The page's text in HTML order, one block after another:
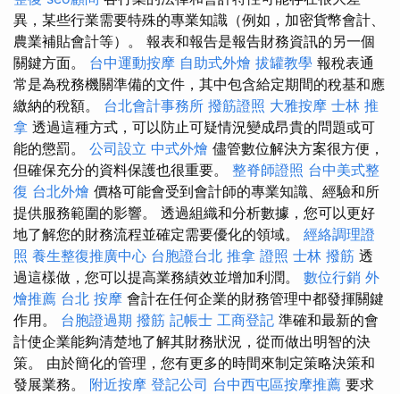
異，某些行業需要特殊的專業知識（例如，加密貨幣會計、
農業補貼會計等）。 報表和報告是報告財務資訊的另一個
關鍵方面。 台中運動按摩 自助式外燴 拔罐教學 報稅表通
常是為稅務機關準備的文件，其中包含給定期間的稅基和應
繳納的稅額。 台北會計事務所 撥筋證照 大雅按摩 士林 推
拿 透過這種方式，可以防止可疑情況變成昂貴的問題或可
能的懲罰。 公司設立 中式外燴 儘管數位解決方案很方便，
但確保充分的資料保護也很重要。 整脊師證照 台中美式整
復 台北外燴 價格可能會受到會計師的專業知識、經驗和所
提供服務範圍的影響。 透過組織和分析數據，您可以更好
地了解您的財務流程並確定需要優化的領域。 經絡調理證
照 養生整復推廣中心 台胞證台北 推拿 證照 士林 撥筋 透
過這樣做，您可以提高業務績效並增加利潤。 數位行銷 外
燴推薦 台北 按摩 會計在任何企業的財務管理中都發揮關鍵
作用。 台胞證過期 撥筋 記帳士 工商登記 準確和最新的會
計使企業能夠清楚地了解其財務狀況，從而做出明智的決
策。 由於簡化的管理，您有更多的時間來制定策略決策和
發展業務。 附近按摩 登記公司 台中西屯區按摩推薦 要求